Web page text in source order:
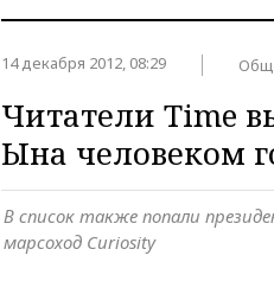
14 декабря 2012, 08:29
Читатели Time
Ына человеком
В список также попали
марсоход Curiosity